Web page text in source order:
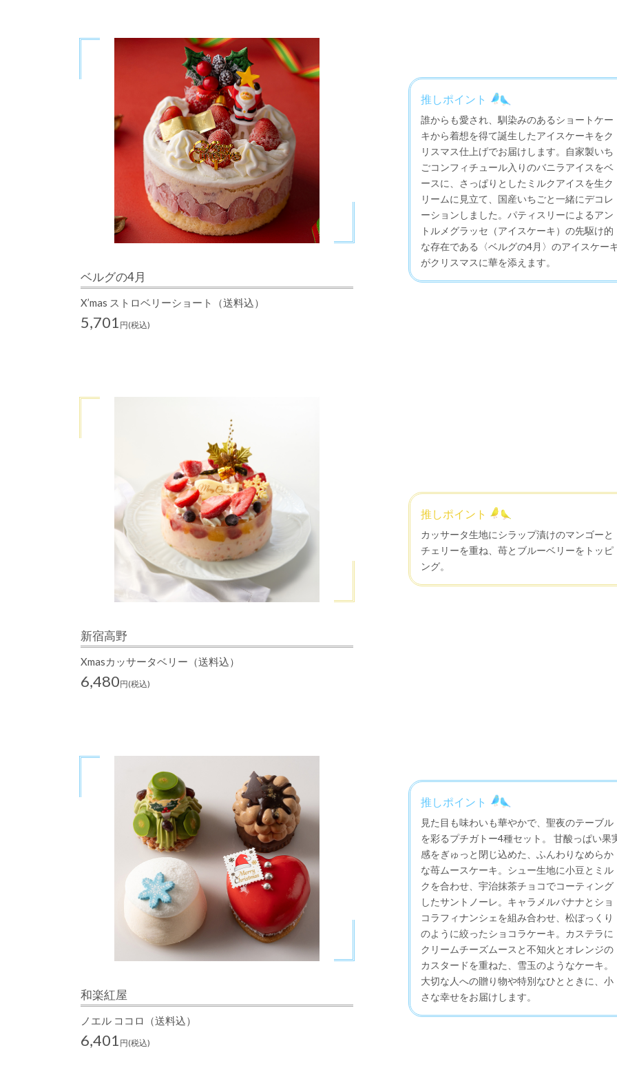
ベルグの4月
X’mas ストロベリーショート（送料込）
5,701 円(税込)
推しポイント
誰からも愛され、馴染みのあるショートケー
キから着想を得て誕生したアイスケーキをク
リスマス仕上げでお届けします。自家製いち
ごコンフィチュール入りのバニラアイスをベ
ースに、さっぱりとしたミルクアイスを生ク
リームに見立て、国産いちごと一緒にデコレ
ーションしました。パティスリーによるアン
トルメグラッセ（アイスケーキ）の先駆け的
な存在である〈ベルグの4月〉のアイスケー
がクリスマスに華を添えます。
新宿高野
Xmasカッサータベリー（送料込）
6,480円(税込)
推しポイント
カッサータ生地にシラップ漬けのマンゴーと
チェリーを重ね、苺とブルーベリーをトッピ
ング。
和楽紅屋
ノエル ココロ（送料込）
6,401 円(税込)
推しポイント
見た目も味わいも華やかで、聖夜のテーブル
を彩るプチガトー4種セット。 甘酸っぱい果
感をぎゅっと閉じ込めた、ふんわりなめらか
な苺ムースケーキ。シュー生地に小豆とミル
クを合わせ、宇治抹茶チョコでコーティング
したサントノーレ。キャラメルバナナとショ
コラフィナンシェを組み合わせ、松ぼっくり
のように絞ったショコラケーキ。カステラに
クリームチーズムースと不知火とオレンジの
カスタードを重ねた、雪玉のようなケーキ。
大切な人への贈り物や特別なひとときに、小
さな幸せをお届けします。